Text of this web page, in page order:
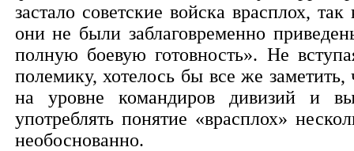
застало советские войска врасплох, так
они не были заблаговременно
полную боевую готовность». Не
полемику, хотелось бы все же заметить,
на уровне командиров дивизий и
употреблять понятие «врасплох»
необоснованно.